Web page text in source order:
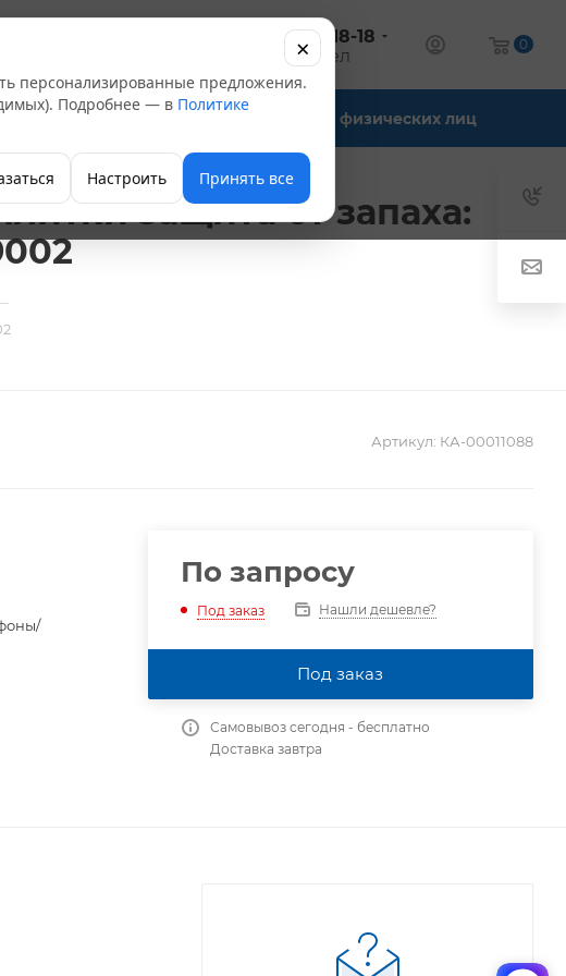
+7 (347) 246-18-18
оптовый отдел
0
Офис-склады Для физических лиц
защита от запаха:
Артикул: КА-00011088
По запросу
Под заказ Нашли дешевле?
Под заказ
Самовывоз сегодня - бесплатно
Доставка завтра
персонализированные предложения.
Подробнее — в Политике
Настроить Принять все
×